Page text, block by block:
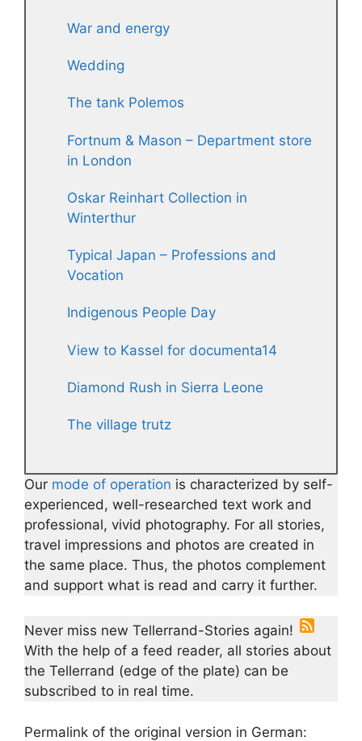
War and energy
Wedding
The tank Polemos
Fortnum & Mason – Department store
in London
Oskar Reinhart Collection in
Winterthur
Typical Japan – Professions and
Vocation
Indigenous People Day
View to Kassel for documenta14
Diamond Rush in Sierra Leone
The village trutz
Our mode of operation is characterized by self-
experienced, well-researched text work and
professional, vivid photography. For all stories,
travel impressions and photos are created in
the same place. Thus, the photos complement
and support what is read and carry it further.
Never miss new Tellerrand-Stories again!
With the help of a feed reader, all stories about
the Tellerrand (edge of the plate) can be
subscribed to in real time.
Permalink of the original version in German: